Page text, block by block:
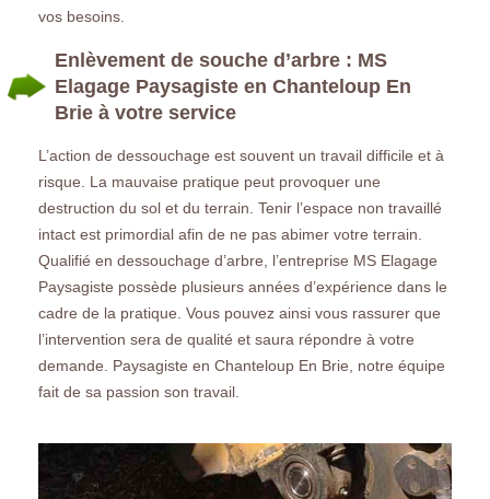
vos besoins.
Enlèvement de souche d’arbre : MS
Elagage Paysagiste en Chanteloup En
Brie à votre service
L’action de dessouchage est souvent un travail difficile et à
risque. La mauvaise pratique peut provoquer une
destruction du sol et du terrain. Tenir l’espace non travaillé
intact est primordial afin de ne pas abimer votre terrain.
Qualifié en dessouchage d’arbre, l’entreprise MS Elagage
Paysagiste possède plusieurs années d’expérience dans le
cadre de la pratique. Vous pouvez ainsi vous rassurer que
l’intervention sera de qualité et saura répondre à votre
demande. Paysagiste en Chanteloup En Brie, notre équipe
fait de sa passion son travail.